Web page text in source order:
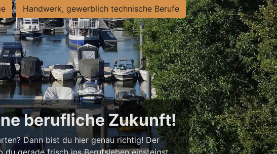
Handwerk, gewerblich technische Berufe
berufliche Zukunft!
Dann bist du hier genau richtig! Der